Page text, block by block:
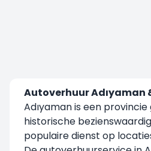
Autoverhuur Adıyaman
Adıyaman is een
historische
populaire dienst op